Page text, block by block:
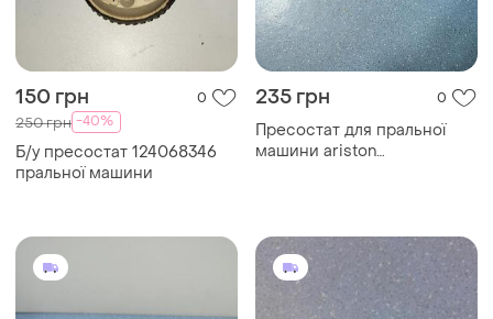
150 грн 0
250 грн -40%
Б/у пресостат 124068346
пральної машини
235 грн 0
Пресостат для пральної
машини ariston